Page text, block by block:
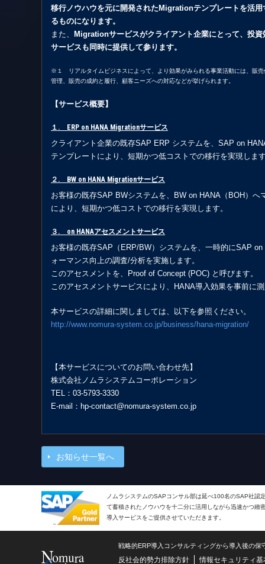
移行ノウハウを元に開発されたMigrationテンプレートを活
るものになります。
また、
Migrationサービスがクライアント企業にとって、投
サービスも同時に提供して参ります。
※１ リアルタイムビジネスによって、より効果がみられる事業活動には、販
管理、販売の成約と履行、顧客ニーズへの対応などが挙げられます。
【サービス概要】
１. ERP on HANA Migrationサービス
クライアント企業の既存SAP ERP システムを、SAP on
テンプレートにより、短期かつ低コストでの移行を実現しま
２. BW on HANA Migrationサービス
お客様の既存SAP BWシステムを、BW on HANA（BOH）
により、短期かつ低コストでの移行を実現します。
３. on HANAアセスメントサービス
お客様の既存SAP（ERP/BW）システムを、一時的にSAP
ォーマンス向上の調査/分析を実施します。
このアセスメントを、Proof of Concept (POC) と呼びます。
このアセスメントサービスにより、HANA導入効果を事前に
本サービスの詳細に関しましては、以下を参照ください。
http://www.nomura-system.co.jp/business/hana-migration/
【本サービスについてのお問い合わせ先】
株式会社ノムラシステムコーポレーション
TEL：03-5793-3330
E-mail：hp-contact@nomura-system.co.jp
お知らせ一覧へ
ノムラシステムのSAPコンサル部は延べ100名のSAP社認
て蓄積されたノウハウを十二分に活用しながら迅速かつ緻
導入サービスをご提供させていただきます。
戦略的ERP導入コンサルティングから導入後の
反社会的勢力排除方針
情報セキュリティ基